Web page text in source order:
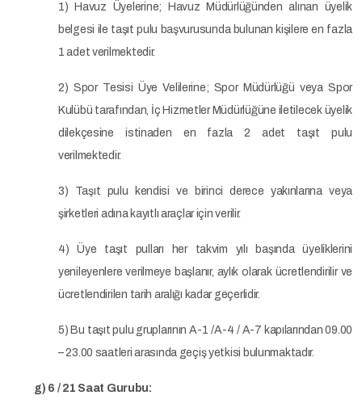
1) Havuz Üyelerine; Havuz Müdürlüğünden alınan üyelik
belgesi ile taşıt pulu başvurusunda bulunan kişilere en fazla
1 adet verilmektedir.
2) Spor Tesisi Üye Velilerine; Spor Müdürlüğü veya Spor
Kulübü tarafından, İç Hizmetler Müdürlüğüne iletilecek üyelik
dilekçesine istinaden en fazla 2 adet taşıt pulu
verilmektedir.
3) Taşıt pulu kendisi ve birinci derece yakınlarına veya
şirketleri adına kayıtlı araçlar için verilir.
4) Üye taşıt pulları her takvim yılı başında üyeliklerini
yenileyenlere verilmeye başlanır, aylık olarak ücretlendirilir ve
ücretlendirilen tarih aralığı kadar geçerlidir.
5) Bu taşıt pulu gruplarının A-1 /A-4 / A-7 kapılarından 09.00
– 23.00 saatleri arasında geçiş yetkisi bulunmaktadır.
g) 6 / 21 Saat Gurubu: